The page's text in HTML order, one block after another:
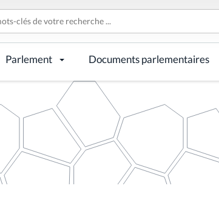
Parlement Documents parlementaires